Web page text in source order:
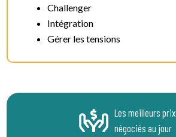
Challenger
Intégration
Gérer les tensions
Les meilleurs prix
négociés au jour